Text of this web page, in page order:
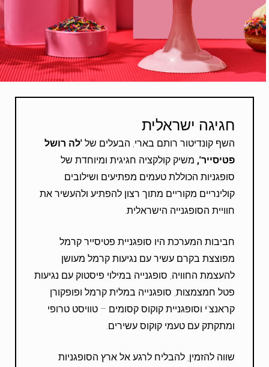
חגיגה ישראלית
השף קונדיטור רותם בארי, הבעלים של 'לה רושל
פטיסייר', משיק קולקציה חגיגית ומיוחדת של
סופגניות הכוללת טעמים מפתיעים ושילובים
קולינריים מקוריים מתוך רצון להפתיע ולהעשיר את
חוויית הסופגנייה הישראלית.
חביבות המערכת היו סופגניית פטיסייר קרמל
מפוצצת בקרם עשיר עם נגיעות קרמל מעושן
להעצמת החוויה, סופגנייה במילוי פיסטוק עם נגיעות
פטל חמצמצות, סופגנייה במלית קרמל ופופקורן
קראנצ'י וסופגניית קוקוס קסומים – טוויסט טרופי
ומתקתק עם טעמי קוקוס עשירים.
שווה להזמין, להבליח לרגע אל ארץ הסופגניות